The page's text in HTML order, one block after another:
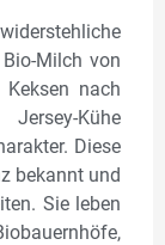
Milch von
Keksen nach
Jersey-Kühe
Diese
bekannt und
Sie leben